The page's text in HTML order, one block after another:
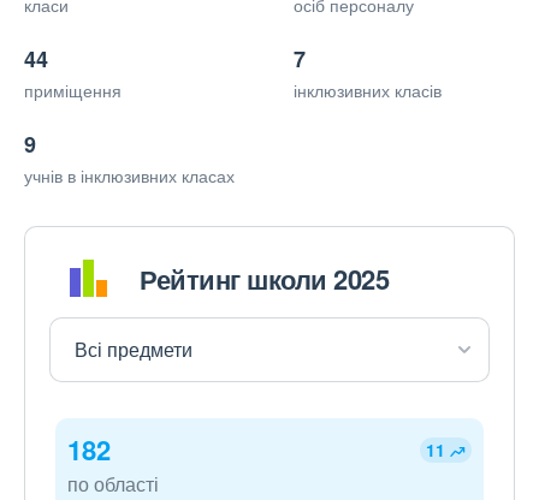
класи осіб персоналу
44
приміщення
7
інклюзивних класів
9
учнів в інклюзивних класах
Рейтинг школи 2025
182 11
по області